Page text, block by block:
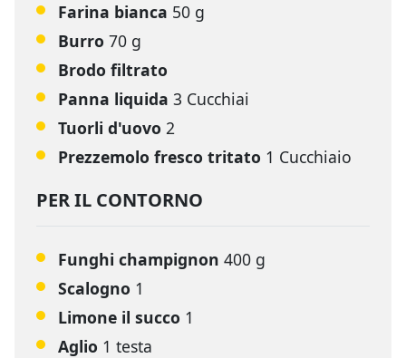
Farina bianca 50 g
Burro 70 g
Brodo filtrato
Panna liquida 3 Cucchiai
Tuorli d'uovo 2
Prezzemolo fresco tritato 1 Cucchiaio
PER IL CONTORNO
Funghi champignon 400 g
Scalogno 1
Limone il succo 1
Aglio 1 testa